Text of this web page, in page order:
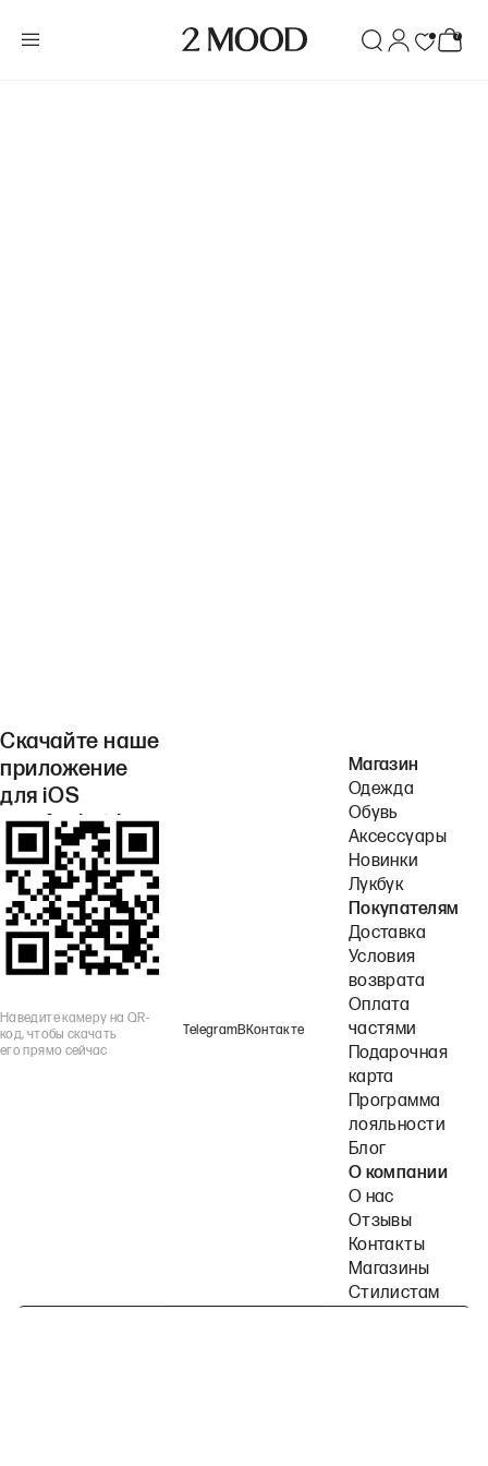
Скачайте наше
приложение
для iOS
или Android.
Наведите камеру на QR-
код, чтобы скачать
его прямо сейчас
TelegramВКонтакте
Магазин
Одежда
Обувь
Аксессуары
Новинки
Лукбук
Покупателям
Доставка
Условия
возврата
Оплата
частями
Подарочная
карта
Программа
лояльности
Блог
О компании
О нас
Отзывы
Контакты
Магазины
Стилистам